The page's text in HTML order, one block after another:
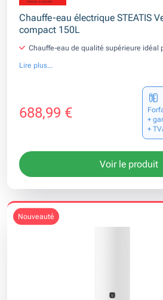
Chauffe-eau électrique STEATIS
compact 150L
Chauffe-eau de qualité supérieure idéal
Lire plus...
688,99 €
+
+
Voir le produit
nouveauté